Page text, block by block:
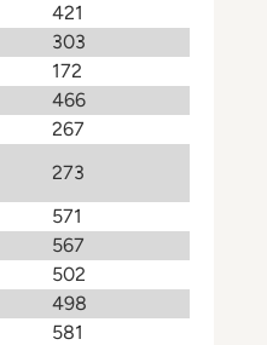
421
303
172
466
267
273
571
567
502
498
581